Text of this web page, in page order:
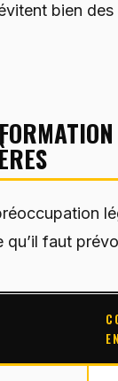
bien des
qu’il faut